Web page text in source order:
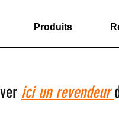
Produits
ici un revendeur